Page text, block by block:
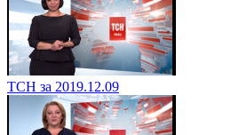
ТСН за 2019.12.09